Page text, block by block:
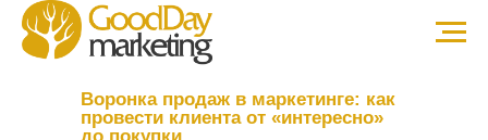
Воронка продаж в маркетинге: как
провести клиента от «интересно»